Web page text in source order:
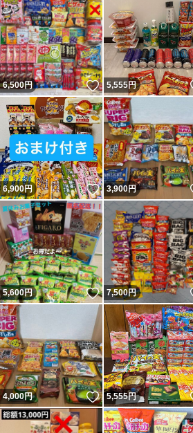
6,500円 いいね！
5,555円
6,900円 いいね！
3,900円
5,600円 いいね！
7,500円
4,000円 いいね！
5,555円